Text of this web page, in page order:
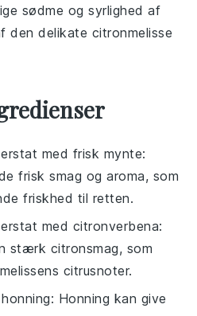
sødme og syrlighed af
den delikate citronmelisse
med frisk mynte:
frisk smag og aroma, som
friskhed til retten.
med citronverbena:
stærk citronsmag, som
citrusnoter.
honning: Honning kan give